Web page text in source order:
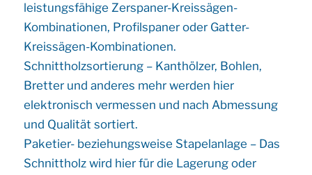
leistungsfähige Zerspaner-Kreissägen-
Kombinationen, Profilspaner oder Gatter-
Kreissägen-Kombinationen.
Schnittholzsortierung – Kanthölzer, Bohlen,
Bretter und anderes mehr werden hier
elektronisch vermessen und nach Abmessung
und Qualität sortiert.
Paketier- beziehungsweise Stapelanlage – Das
Schnittholz wird hier für die Lagerung oder